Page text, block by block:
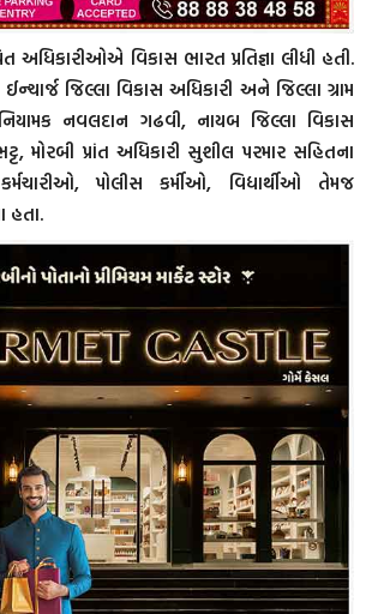
અધિકારીઓએ વિકાસ ભારત પ્રતિજ્ઞા લીધી હતી.
જિલ્લા વિકાસ અધિકારી અને જિલ્લા ગ્રામ
નવલદાન ગઢવી, નાયબ જિલ્લા વિકાસ
મોરબી પ્રાંત અધિકારી સુશીલ પરમાર સહિતના
પોલીસ કર્મીઓ, વિદ્યાર્થીઓ તેમજ
હતા.